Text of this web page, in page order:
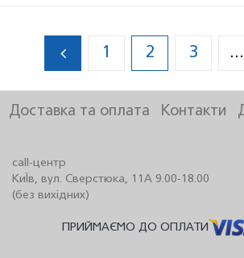
1 2 3 ...
call-центр
КиЇв, вул. Сверстюка, 11А 9.00-18.00
(без вихідних)
Доставка та оплата Контакти
ПРИЙМАЄМО ДО ОПЛАТИ